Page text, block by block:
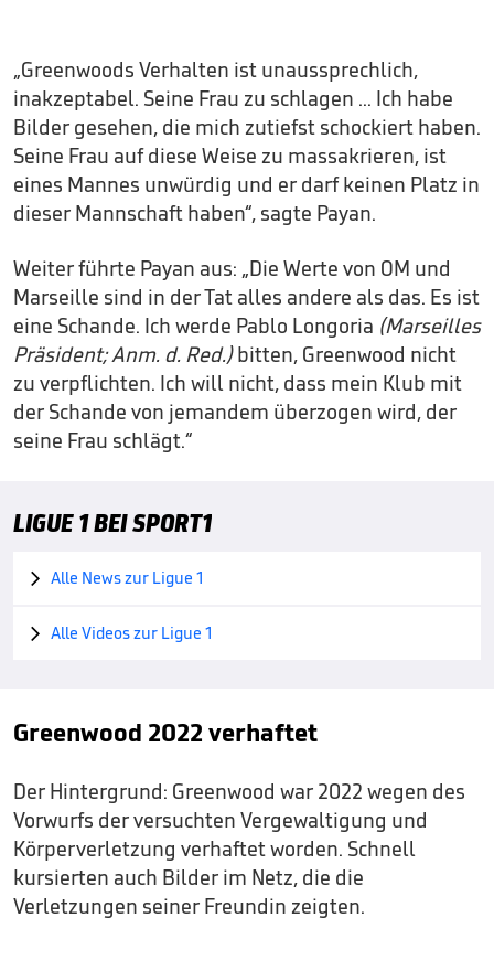
„Greenwoods Verhalten ist unaussprechlich,
inakzeptabel. Seine Frau zu schlagen ... Ich habe
Bilder gesehen, die mich zutiefst schockiert haben.
Seine Frau auf diese Weise zu massakrieren, ist
eines Mannes unwürdig und er darf keinen Platz in
dieser Mannschaft haben“, sagte Payan.
Weiter führte Payan aus: „Die Werte von OM und
Marseille sind in der Tat alles andere als das. Es ist
eine Schande. Ich werde Pablo Longoria (Marseilles
Präsident; Anm. d. Red.)bitten, Greenwood nicht
zu verpflichten. Ich will nicht, dass mein Klub mit
der Schande von jemandem überzogen wird, der
seine Frau schlägt.“
LIGUE 1 BEI SPORT1
 Alle News zur Ligue 1
 Alle Videos zur Ligue 1
Greenwood 2022 verhaftet
Der Hintergrund: Greenwood war 2022 wegen des
Vorwurfs der versuchten Vergewaltigung und
Körperverletzung verhaftet worden. Schnell
kursierten auch Bilder im Netz, die die
Verletzungen seiner Freundin zeigten.